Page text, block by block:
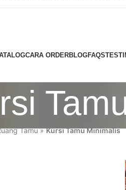
CARA ORDERBLOGFAQS
Tamu»Kursi Tamu Minimalis